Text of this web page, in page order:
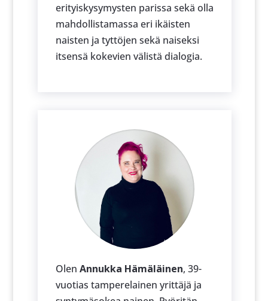
erityiskysymysten parissa sekä olla
mahdollistamassa eri ikäisten
naisten ja tyttöjen sekä naiseksi
itsensä kokevien välistä dialogia.
Olen Annukka Hämäläinen, 39-
vuotias tamperelainen yrittäjä ja